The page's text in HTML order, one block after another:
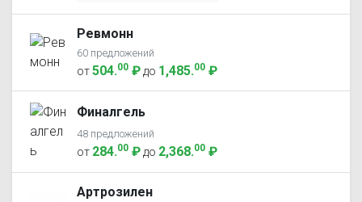
Ревмонн
60 предложений
от504.00 ₽ до 1,485.00 ₽
Финалгель
48 предложений
от 284.00 ₽ до 2,368.00 ₽
Артрозилен